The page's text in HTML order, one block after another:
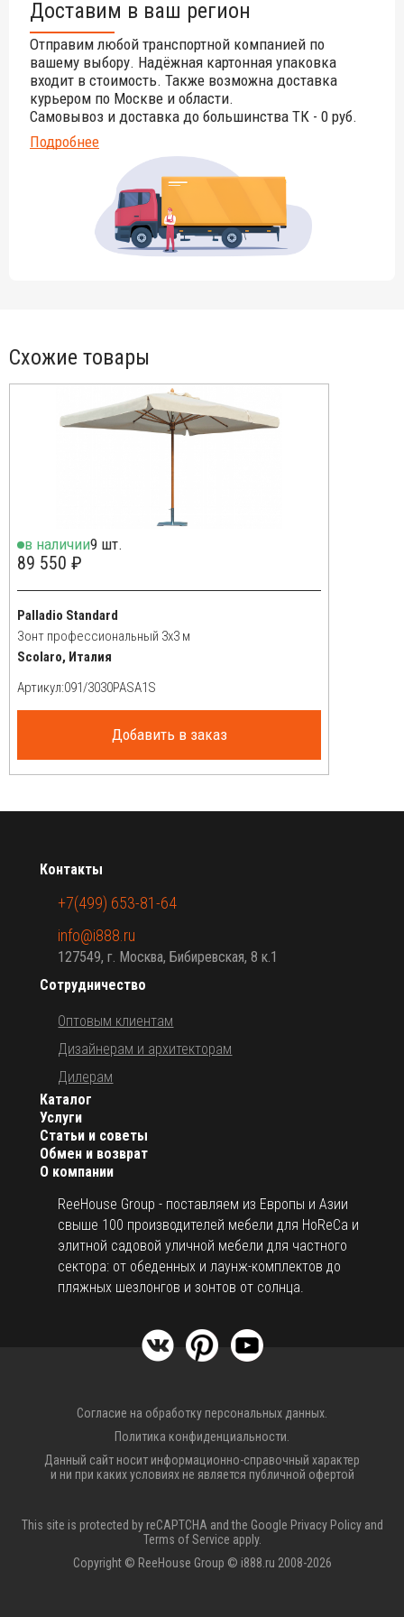
рекомендованного производителем. В случае использования
зонтов на открытых площадках с повышенной ветренностью
вес рекомендуется удвоить. На данную модель
рекомендованный вес утяжеления составляет 40 кг.
Доставим в ваш регион
Отправим любой транспортной компанией по
вашему выбору. Надёжная картонная упаковка
входит в стоимость. Также возможна доставка
курьером по Москве и области.
Самовывоз и доставка до большинства ТК - 0 руб.
Подробнее
Схожие товары
в наличии9 шт.
89 550 ₽
Palladio Standard
Зонт профессиональный 3х3 м
Scolaro, Италия
Артикул:
Добавить в заказ
О компании
ReeHouse Group - поставляем из Европы и Азии
свыше 100 производителей мебели для HoReCa и
элитной садовой уличной мебели для частного
сектора: от обеденных и лаунж-комплектов до
пляжных шезлонгов и зонтов от солнца.
Каталог
Услуги
Статьи и советы
Обмен и возврат
Сотрудничество
Оптовым клиентам
Дизайнерам и архитекторам
Дилерам
Контакты
+7(499) 653-81-64
info@i888.ru
127549, г. Москва, Бибиревская, 8 к.1
Согласие на обработку персональных данных.
Политика конфиденциальности.
Данный сайт носит информационно-справочный характер
и ни при каких условиях не является публичной офертой
This site is protected by reCAPTCHA and the Google Privacy Policyand
Terms of Service apply.
Copyright © ReeHouse Group © i888.ru 2008-2026